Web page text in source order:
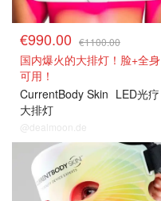
€990.00 €1100.00
国内爆火的大排灯！脸+全身
可用！
CurrentBody Skin LED光疗
大排灯
@dealmoon.de